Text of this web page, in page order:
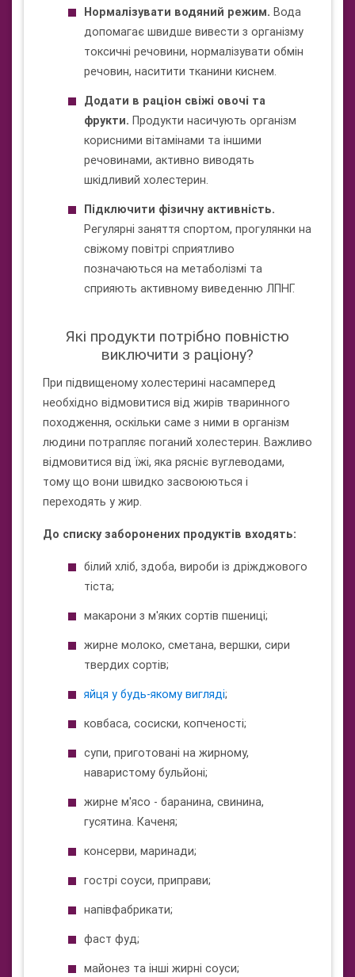
Нормалізувати водяний режим. Вода
допомагає швидше вивести з організму
токсичні речовини, нормалізувати обмін
речовин, наситити тканини киснем.
Додати в раціон свіжі овочі та
фрукти. Продукти насичують організм
корисними вітамінами та іншими
речовинами, активно виводять
шкідливий холестерин.
Підключити фізичну активність.
Регулярні заняття спортом, прогулянки на
свіжому повітрі сприятливо
позначаються на метаболізмі та
сприяють активному виведенню ЛПНГ.
Які продукти потрібно повністю
виключити з раціону?
При підвищеному холестерині насамперед
необхідно відмовитися від жирів тваринного
походження, оскільки саме з ними в організм
людини потрапляє поганий холестерин. Важливо
відмовитися від їжі, яка рясніє вуглеводами,
тому що вони швидко засвоюються і
переходять у жир.
До списку заборонених продуктів входять:
білий хліб, здоба, вироби із дріжджового
тіста;
макарони з м'яких сортів пшениці;
жирне молоко, сметана, вершки, сири
твердих сортів;
яйця у будь-якому вигляді;
ковбаса, сосиски, копченості;
супи, приготовані на жирному,
наваристому бульйоні;
жирне м'ясо - баранина, свинина,
гусятина. Каченя;
консерви, маринади;
гострі соуси, приправи;
напівфабрикати;
фаст фуд;
майонез та інші жирні соуси;